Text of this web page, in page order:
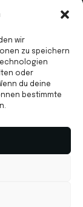
wir
zu speichern
oder
du deine
bestimmte